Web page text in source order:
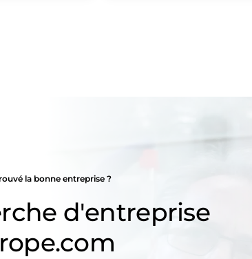
la bonne entreprise ?
d'entreprise